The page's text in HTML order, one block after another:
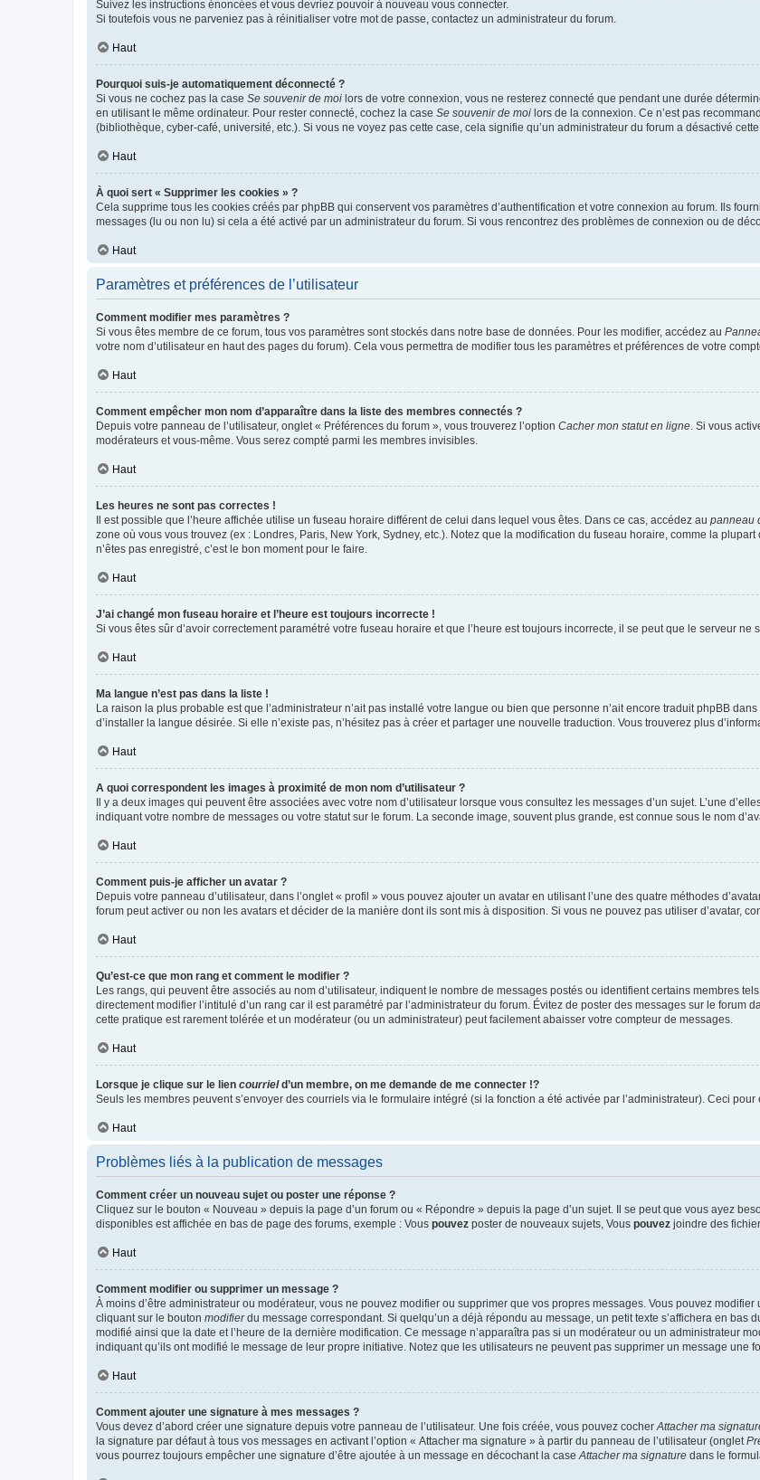
Suivez les instructions énoncées et vous devriez pouvoir à nouveau vous connecter.
Si toutefois vous ne parveniez pas à réinitialiser votre mot de passe, contactez un administrateur du forum.
Haut
Pourquoi suis-je automatiquement déconnecté ?
Si vous ne cochez pas la case Se souvenir de moi lors de votre connexion, vous ne resterez connecté que pendant une durée
en utilisant le même ordinateur. Pour rester connecté, cochez la case Se souvenir de moi lors de la connexion. Ce n’est pas
(bibliothèque, cyber-café, université, etc.). Si vous ne voyez pas cette case, cela signifie qu’un administrateur du forum a désactivé
Haut
À quoi sert « Supprimer les cookies » ?
Cela supprime tous les cookies créés par phpBB qui conservent vos paramètres d’authentification et votre connexion au forum. Ils
messages (lu ou non lu) si cela a été activé par un administrateur du forum. Si vous rencontrez des problèmes de connexion ou de
Haut
Paramètres et préférences de l’utilisateur
Comment modifier mes paramètres ?
Si vous êtes membre de ce forum, tous vos paramètres sont stockés dans notre base de données. Pour les modifier, accédez au
votre nom d’utilisateur en haut des pages du forum). Cela vous permettra de modifier tous les paramètres et préférences de votre
Haut
Comment empêcher mon nom d’apparaître dans la liste des membres connectés ?
Depuis votre panneau de l’utilisateur, onglet « Préférences du forum », vous trouverez l’option Cacher mon statut en ligne. Si vous
modérateurs et vous-même. Vous serez compté parmi les membres invisibles.
Haut
Les heures ne sont pas correctes !
Il est possible que l’heure affichée utilise un fuseau horaire différent de celui dans lequel vous êtes. Dans ce cas, accédez au panneau
zone où vous vous trouvez (ex : Londres, Paris, New York, Sydney, etc.). Notez que la modification du fuseau horaire, comme la
n’êtes pas enregistré, c’est le bon moment pour le faire.
Haut
J’ai changé mon fuseau horaire et l’heure est toujours incorrecte !
Si vous êtes sûr d’avoir correctement paramétré votre fuseau horaire et que l’heure est toujours incorrecte, il se peut que le serveur
Haut
Ma langue n’est pas dans la liste !
La raison la plus probable est que l’administrateur n’ait pas installé votre langue ou bien que personne n’ait encore traduit phpBB
d’installer la langue désirée. Si elle n’existe pas, n’hésitez pas à créer et partager une nouvelle traduction. Vous trouverez plus
Haut
A quoi correspondent les images à proximité de mon nom d’utilisateur ?
Il y a deux images qui peuvent être associées avec votre nom d’utilisateur lorsque vous consultez les messages d’un sujet. L’une
indiquant votre nombre de messages ou votre statut sur le forum. La seconde image, souvent plus grande, est connue sous le nom
Haut
Comment puis-je afficher un avatar ?
Depuis votre panneau d’utilisateur, dans l’onglet « profil » vous pouvez ajouter un avatar en utilisant l’une des quatre méthodes
forum peut activer ou non les avatars et décider de la manière dont ils sont mis à disposition. Si vous ne pouvez pas utiliser d’avatar,
Haut
Qu’est-ce que mon rang et comment le modifier ?
Les rangs, qui peuvent être associés au nom d’utilisateur, indiquent le nombre de messages postés ou identifient certains membres
directement modifier l’intitulé d’un rang car il est paramétré par l’administrateur du forum. Évitez de poster des messages sur le
cette pratique est rarement tolérée et un modérateur (ou un administrateur) peut facilement abaisser votre compteur de messages.
Haut
Lorsque je clique sur le lien courrield’un membre, on me demande de me connecter !?
Seuls les membres peuvent s’envoyer des courriels via le formulaire intégré (si la fonction a été activée par l’administrateur). Ceci
Haut
Problèmes liés à la publication de messages
Comment créer un nouveau sujet ou poster une réponse ?
Cliquez sur le bouton « Nouveau » depuis la page d’un forum ou « Répondre » depuis la page d’un sujet. Il se peut que vous ayez
disponibles est affichée en bas de page des forums, exemple : Vous pouvez poster de nouveaux sujets, Vous pouvez joindre des
Haut
Comment modifier ou supprimer un message ?
À moins d’être administrateur ou modérateur, vous ne pouvez modifier ou supprimer que vos propres messages. Vous pouvez
cliquant sur le bouton modifierdu message correspondant. Si quelqu’un a déjà répondu au message, un petit texte s’affichera en bas
modifié ainsi que la date et l’heure de la dernière modification. Ce message n’apparaîtra pas si un modérateur ou un administrateur
indiquant qu’ils ont modifié le message de leur propre initiative. Notez que les utilisateurs ne peuvent pas supprimer un message une
Haut
Comment ajouter une signature à mes messages ?
Vous devez d’abord créer une signature depuis votre panneau de l’utilisateur. Une fois créée, vous pouvez cocherAttacher ma
la signature par défaut à tous vos messages en activant l’option « Attacher ma signature » à partir du panneau de l’utilisateur (onglet
vous pourrez toujours empêcher une signature d’être ajoutée à un message en décochant la caseAttacher ma signature dans le